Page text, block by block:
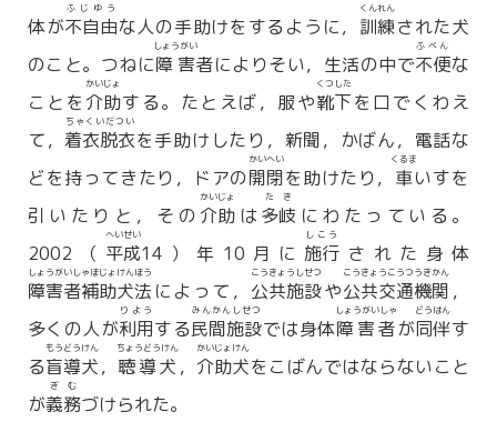
体が不自由
ふじゆう
な人の手助けをするように， 訓練
くんれん
された犬
のこと。つねに障害
しょうがい
者によりそい，生活の中で不便
ふべん
な
ことを 介助
かいじょ
する。たとえば，服や靴下
くつした
を口でくわえ
て， 着衣脱衣
ちゃくいだつい
を手助けしたり，新聞，かばん，電話な
どを持ってきたり，ドアの開閉
かいへい
を助けたり， 車
くるま
いすを
引いたりと，その 介助
かいじょ
は多岐
たき
にわたっている。
2002（ 平成
へいせい
14）年10月に 施行
しこう
された身体
障害者補助犬法
しょうがいしゃほじょけんほう
によって， 公共施設
こうきょうしせつ
や公共交通機関
こうきょうこうつうきかん
，
多くの人が利用
りよう
する民間施設
みんかんしせつ
では身体障害者
しょうがいしゃ
が同伴
どうはん
す
る盲導犬
もうどうけん
， 聴導犬
ちょうどうけん
， 介助犬
かいじょけん
をこばんではならないこと
が義務
ぎむ
づけられた。